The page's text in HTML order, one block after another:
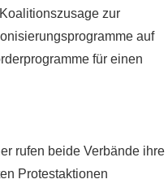
zur
auf
für einen
rufen beide Verbände ihre
Protestaktionen